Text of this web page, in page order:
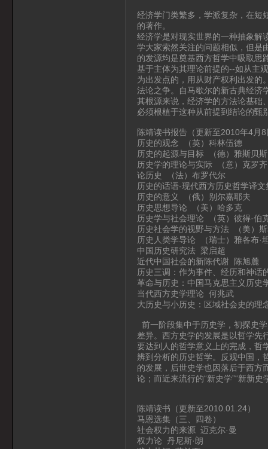
经济学门类繁多，学派复杂，在短
的著作。
经济学是对现实世界的一种抽象解
学大家索然关注的问题相似，但是
的发源均是奠基西方哲学中吸取思
基于主体为其理论前提的--如从主
为出发点的，用从财产权利出发的
法论之争。自马歇尔的新古典经济
其根源来说，经济学的方法论基础
必须根植于这种从前提到结论的甄
陈靖读书报告（更新至2010年4月8
历史的观念 （英）科林伍德
历史的起源与目标 （德）雅斯贝
历史学的理论与实际 （意）克罗齐
论历史 （法）布罗代尔
历史的话语-现代西方历史哲学译
历史的意义 （俄）别尔嘉耶夫
历史思想导论 （美）哈多克
历史学与社会理论 （英）彼得·伯
历史社会学的视野与方法 （美）
历史人类学导论 （瑞士）雅各布·
中国历史研究法 梁启超
近代中国社会的新陈代谢 陈旭麓
历史三调：作为事件、经历和神话
革命与历史：中国马克思主义历史
当代西方史学理论 何兆武
大历史与小历史：区域社会史的
前一阶段集中于历史学，初探史
差异。西方史学的发展是以哲学先
要达到人的哲学意义上的完成，哲
辨到分析的历史哲学。反观中国，
的发展，后世史学也因落后于西方
论；而近来流行的“新史学”“新新
陈靖读书（更新至2010.01.24）
马恩选集（三、四卷）
社会权力的来源 迈克尔·曼
权力论 丹尼斯·朗